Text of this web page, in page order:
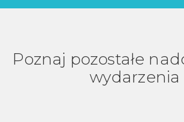
Poznaj pozostałe
wydarzenia